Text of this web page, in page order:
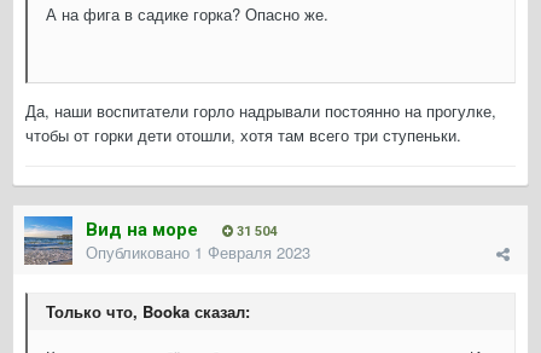
А на фига в садике горка? Опасно же.
Да, наши воспитатели горло надрывали постоянно на прогулке,
чтобы от горки дети отошли, хотя там всего три ступеньки.
Вид на море 31 504
Опубликовано 1 Февраля 2023
Только что, Booka сказал: